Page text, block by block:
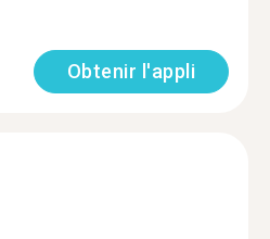
Obtenir l'appli